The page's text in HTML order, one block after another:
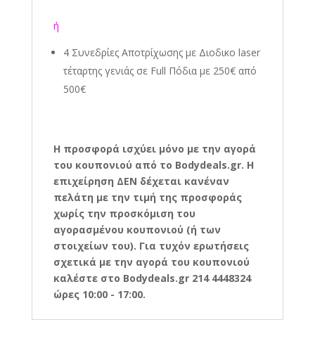
ή
4 Συνεδρίες Αποτρίχωσης με Διοδικο laser
τέταρτης γενιάς σε Full Πόδια με 250€ από
500€
Η προσφορά ισχύει μόνο με την αγορά
του κουπονιού από το Bodydeals.gr. Η
επιχείρηση ΔΕΝ δέχεται κανέναν
πελάτη με την τιμή της προσφοράς
χωρίς την προσκόμιση του
αγορασμένου κουπονιού (ή των
στοιχείων του). Για τυχόν ερωτήσεις
σχετικά με την αγορά του κουπονιού
καλέστε στο Bodydeals.gr 214 4448324
ώρες 10:00 - 17:00.